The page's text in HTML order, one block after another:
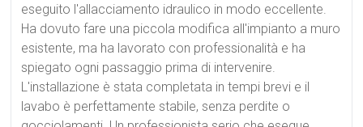
eseguito l'allacciamento idraulico in modo eccellente.
Ha dovuto fare una piccola modifica all'impianto a muro
esistente, ma ha lavorato con professionalità e ha
spiegato ogni passaggio prima di intervenire.
L'installazione è stata completata in tempi brevi e il
lavabo è perfettamente stabile, senza perdite o